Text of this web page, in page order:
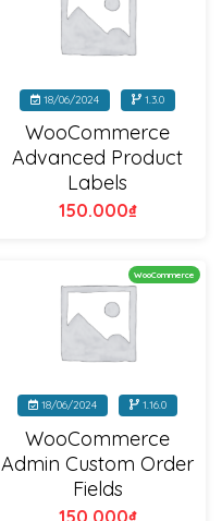
18/06/2024 1.3.0
WooCommerce
Advanced Product
Labels
150.000₫
WooCommerce
18/06/2024 1.16.0
WooCommerce
Admin Custom Order
Fields
150.000₫